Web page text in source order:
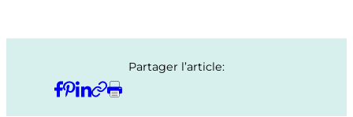
Partager l’article: